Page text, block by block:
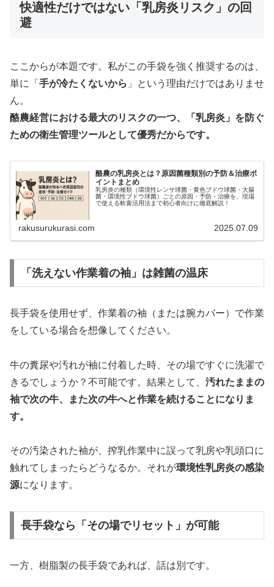
快適性だけではない「乳房炎リスク」の回
避
ここからが本題です。私がこの手袋を強く推奨するのは、
単に「 手が冷たくないから 」という理由だけではありませ
ん。
酪農経営における最大のリスクの一つ、「乳房炎」を防ぐ
ための衛生管理ツールとして優秀だからです。
酪農の乳房炎とは？原因菌種類別の予防＆治療ポ
イントまとめ
乳房炎の種類（環境性レンサ球菌・黄色ブドウ球菌・大腸
菌・環境性ブドウ球菌）ごとの原因・予防・治療を、現場
で使える軟膏活用法まで初心者向けに徹底解説！
rakusurukurasi.com 2025.07.09
「洗えない作業着の袖」は雑菌の温床
長手袋を使用せず、作業着の袖（または腕カバー）で作業
をしている場合を想像してください。
牛の糞尿や汚れが袖に付着した時、その場ですぐに洗濯で
きるでしょうか？不可能です。結果として、 汚れたままの
袖で次の牛、また次の牛へと作業を続けることになりま
す。
その汚染された袖が、搾乳作業中に誤って乳房や乳頭口に
触れてしまったらどうなるか。それが環境性乳房炎の感染
源になります。
長手袋なら「その場でリセット」が可能
一方、樹脂製の長手袋であれば、話は別です。